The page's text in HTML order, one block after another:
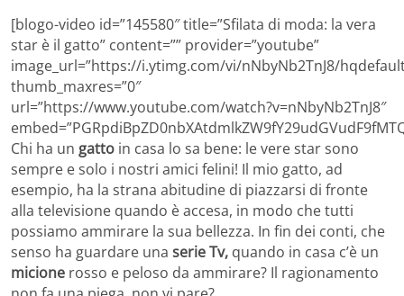
[blogo-video id=”145580″ title=”Sfilata di moda: la vera
star è il gatto” content=”” provider=”youtube”
image_url=”https://i.ytimg.com/vi/nNbyNb2TnJ8/
thumb_maxres=”0″
url=”https://www.youtube.com/watch?v=nNbyNb2TnJ8″
Chi ha un gatto in casa lo sa bene: le vere star sono
sempre e solo i nostri amici felini! Il mio gatto, ad
esempio, ha la strana abitudine di piazzarsi di fronte
alla televisione quando è accesa, in modo che tutti
possiamo ammirare la sua bellezza. In fin dei conti, che
senso ha guardare una serie Tv, quando in casa c’è un
micione rosso e peloso da ammirare? Il ragionamento